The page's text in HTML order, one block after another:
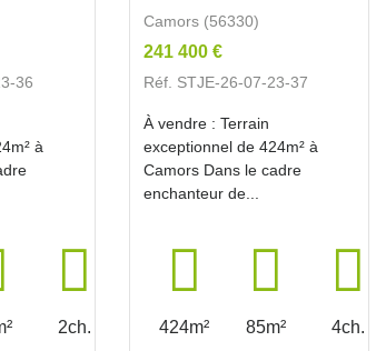
36
à
2ch.
Camors (56330)
241 400 €
Réf. STJE-26-07-23-37
À vendre : Terrain
exceptionnel de 424m² à
Camors Dans le cadre
enchanteur de...
424m² 85m² 4ch.